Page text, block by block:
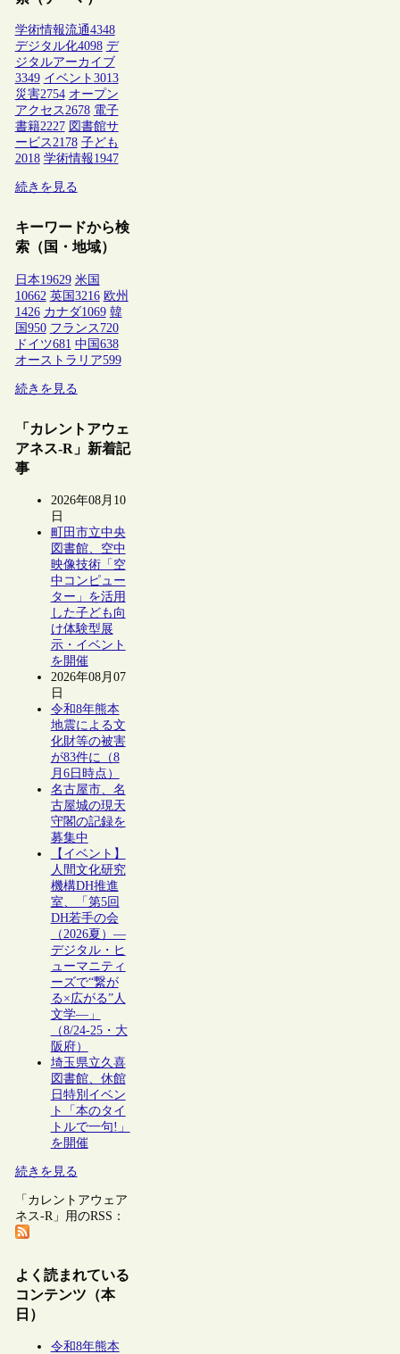
学術情報流通4348
デジタル化4098 デ
ジタルアーカイブ
3349 イベント 3013
災害2754 オープン
アクセス2678 電子
書籍2227 図書館サ
ービス2178 子ども
2018 学術情報1947
続きを見る
キーワードから検
索（国・地域）
日本19629 米国
10662 英国 3216 欧州
1426 カナダ1069 韓
国 950 フランス 720
ドイツ681 中国 638
オーストラリア599
続きを見る
「カレントアウェ
アネス-R」新着記
事
2026年08月10
日
町田市立中央
図書館、空中
映像技術「空
中コンピュー
ター」を活用
した子ども向
け体験型展
示・イベント
を開催
2026年08月07
日
令和8年熊本
地震による文
化財等の被害
が83件に（8
月6日時点）
名古屋市、名
古屋城の現天
守閣の記録を
募集中
【イベント】
人間文化研究
機構DH推進
室、「第5回
DH若手の会
（2026夏）―
デジタル・ヒ
ューマニティ
ーズで“繋が
る×広がる”人
文学―」
（8/24-25・大
阪府）
埼玉県立久喜
図書館、休館
日特別イベン
ト「本のタイ
トルで一句!」
を開催
続きを見る
「カレントアウェア
ネス-R」用のRSS：
よく読まれている
コンテンツ（本
日）
令和8年熊本